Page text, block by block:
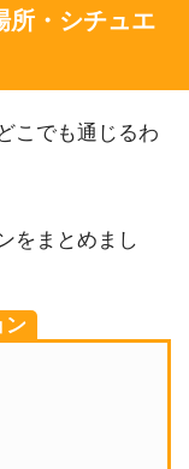
所・シチュエ
こでも通じるわ
をまとめまし
ン